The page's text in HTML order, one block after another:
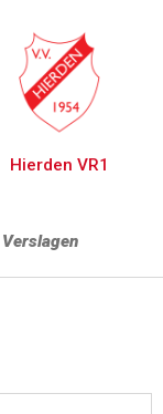
Hierden VR1
Verslagen